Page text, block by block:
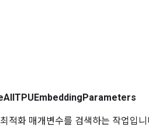
적화 매개변수를 검색하는 작업입니